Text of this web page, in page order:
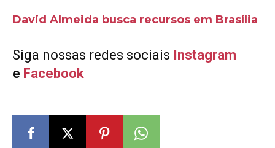
David Almeida busca recursos em Brasília
Siga nossas redes sociais Instagram
e Facebook